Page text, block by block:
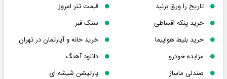
تاریخ را ورق بزنید
قیمت تتر امروز
خرید پنکه اقساطی
سنگ قبر
خرید بلیط هواپیما
خرید خانه و آپارتمان در تهران
مزایده خودرو
دانلود آهنگ
صندلی ماساژ
پارتیشن شیشه ای